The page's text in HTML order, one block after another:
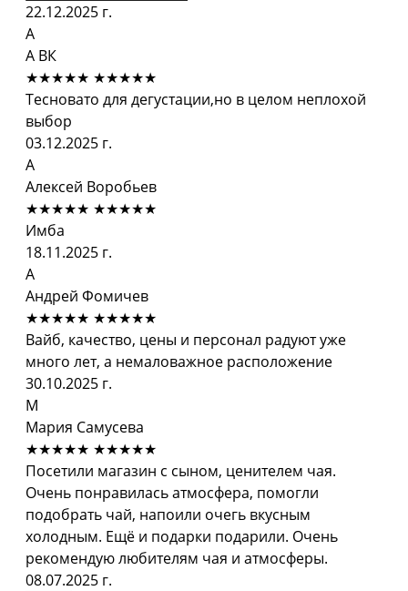
22.12.2025 г.
А
А ВК
★★★★★ ★★★★★
Тесновато для дегустации,но в целом неплохой
выбор
03.12.2025 г.
А
Алексей Воробьев
★★★★★ ★★★★★
Имба
18.11.2025 г.
А
Андрей Фомичев
★★★★★ ★★★★★
Вайб, качество, цены и персонал радуют уже
много лет, а немаловажное расположение
30.10.2025 г.
М
Мария Самусева
★★★★★ ★★★★★
Посетили магазин с сыном, ценителем чая.
Очень понравилась атмосфера, помогли
подобрать чай, напоили очегь вкусным
холодным. Ещё и подарки подарили. Очень
рекомендую любителям чая и атмосферы.
08.07.2025 г.